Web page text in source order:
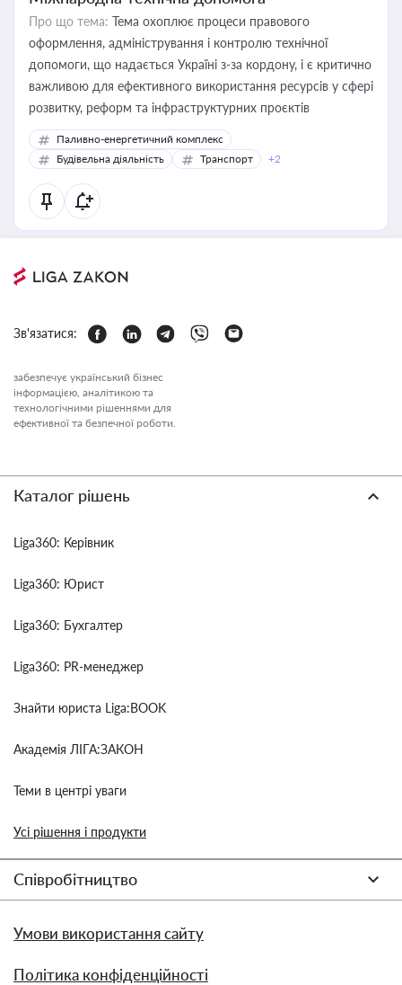
Про що тема: Тема охоплює процеси правового
оформлення, адміністрування і контролю технічної
допомоги, що надається Україні з-за кордону, і є критично
важливою для ефективного використання ресурсів у сфері
розвитку, реформ та інфраструктурних проєктів
Паливно-енергетичний комплекс
Будівельна діяльність
Транспорт +2
Зв'язатися:
забезпечує український бізнес
інформацією, аналітикою та
технологічними рішеннями для
ефективної та безпечної роботи.
Каталог рішень
Liga360: Керівник
Liga360: Юрист
Liga360: Бухгалтер
Liga360: PR-менеджер
Знайти юриста Liga:BOOK
Академія ЛІГА:ЗАКОН
Теми в центрі уваги
Усі рішення і продукти
Співробітництво
Умови використання сайту
Політика конфіденційності